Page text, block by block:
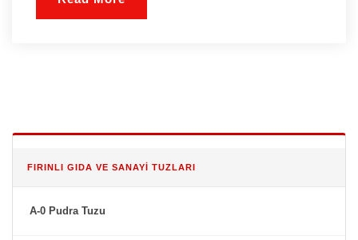
FIRINLI GIDA VE SANAYI TUZLARI
A-0 Pudra Tuzu